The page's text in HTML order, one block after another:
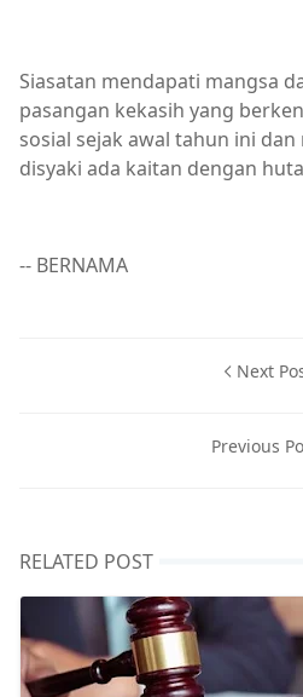
Siasatan mendapati mangsa
pasangan kekasih yang
sosial sejak awal tahun ini
disyaki ada kaitan dengan
-- BERNAMA
Next
Previous
RELATED POST